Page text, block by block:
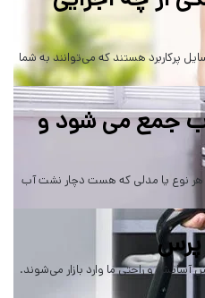
پرکاربرد هستند که می‌توانند به شما
جمع می شود و
هر نوع یا مدلی که هست دچار نشت آب
پرس
آسایش و راحتی ما وارد بازار می‌شوند.